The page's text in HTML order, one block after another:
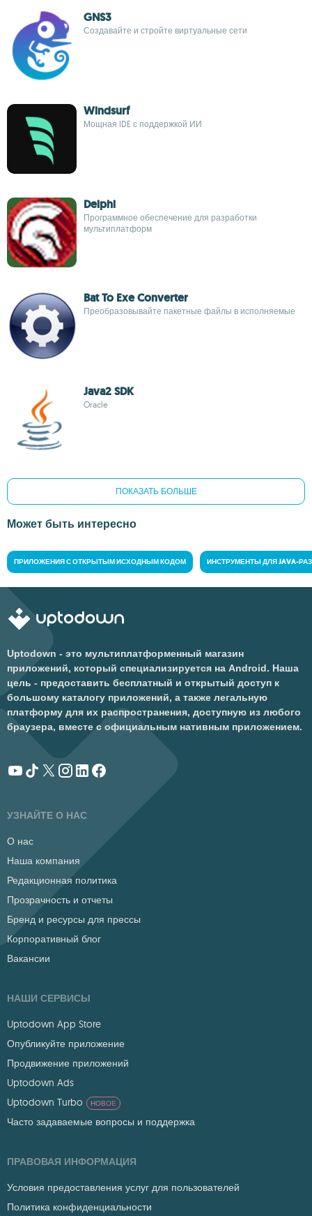
GNS3
Создавайте и стройте виртуальные сети
Windsurf
Мощная IDE с поддержкой ИИ
Delphi
Программное обеспечение для разработки
мультиплатформ
Bat To Exe Converter
Преобразовывайте пакетные файлы в исполняемые
Java2 SDK
Oracle
ПОКАЗАТЬ БОЛЬШЕ
Может быть интересно
ПРИЛОЖЕНИЯ С ОТКРЫТЫМ ИСХОДНЫМ КОДОМ ИНСТРУМЕНТЫ ДЛЯ JAVA-
Uptodown - это мультиплатформенный магазин
приложений, который специализируется на Android. Наша
цель - предоставить бесплатный и открытый доступ к
большому каталогу приложений, а также легальную
платформу для их распространения, доступную из любого
браузера, вместе с официальным нативным приложением.
УЗНАЙТЕ О НАС
О нас
Наша компания
Редакционная политика
Прозрачность и отчеты
Бренд и ресурсы для прессы
Корпоративный блог
Вакансии
НАШИ СЕРВИСЫ
Uptodown App Store
Опубликуйте приложение
Продвижение приложений
Uptodown Ads
Uptodown Turbo
НОВОЕ
Часто задаваемые вопросы и поддержка
ПРАВОВАЯ ИНФОРМАЦИЯ
Условия предоставления услуг для пользователей
Политика конфиденциальности